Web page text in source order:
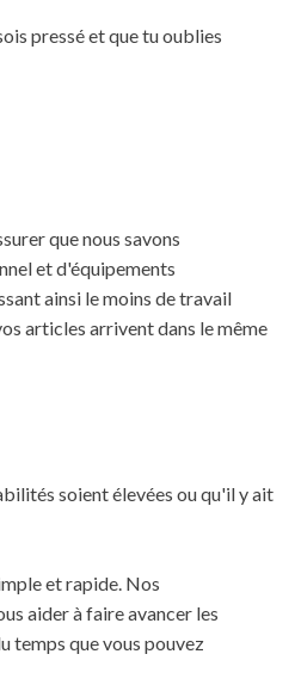
pressé et que tu oublies
que nous savons
et d'équipements
ainsi le moins de travail
articles arrivent dans le même
soient élevées ou qu'il y ait
et rapide. Nos
aider à faire avancer les
temps que vous pouvez